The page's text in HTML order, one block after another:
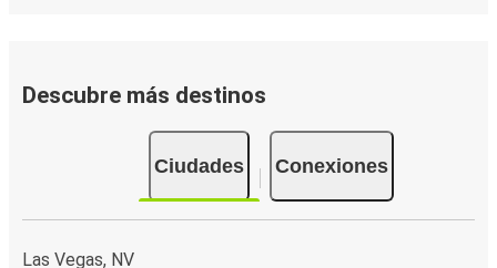
Descubre más destinos
Ciudades Conexiones
Las Vegas, NV